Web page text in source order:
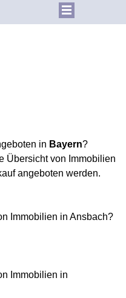
in Bayern?
Übersicht von Immobilien
angeboten werden.
Immobilien in Ansbach?
Immobilien in